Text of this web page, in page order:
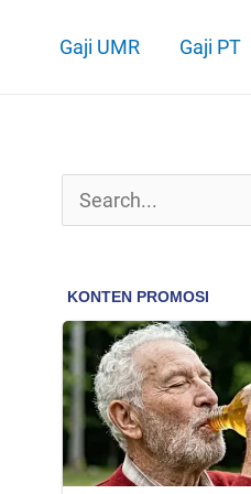
Gaji UMR Gaji PT
a
u
n
t
u